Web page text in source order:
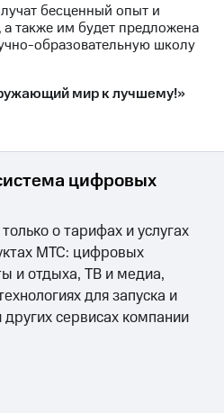
2023
бесценный опыт и
также им будет предложена
образовательную школу
мир к лучшему!»
цифровых
о тарифах и услугах
МТС: цифровых
и отдыха, ТВ и медиа,
для запуска и
сервисах компании